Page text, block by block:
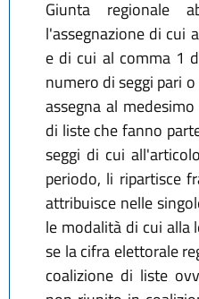
Giunta regionale
l'assegnazione di cui
e di cui al comma 1
numero di seggi pari
assegna al
di liste che fanno
seggi di cui
periodo, li ripartisce
attribuisce nelle
le modalità di cui alla
se la cifra elettorale
coalizione di liste